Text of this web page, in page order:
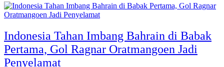
Indonesia Tahan Imbang Bahrain di Babak
Pertama, Gol Ragnar Oratmangoen Jadi
Penyelamat